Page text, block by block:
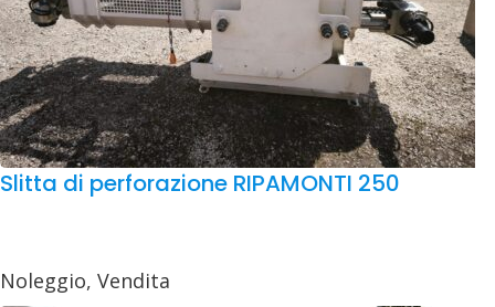
Slitta di perforazione RIPAMONTI 250
Noleggio, Vendita